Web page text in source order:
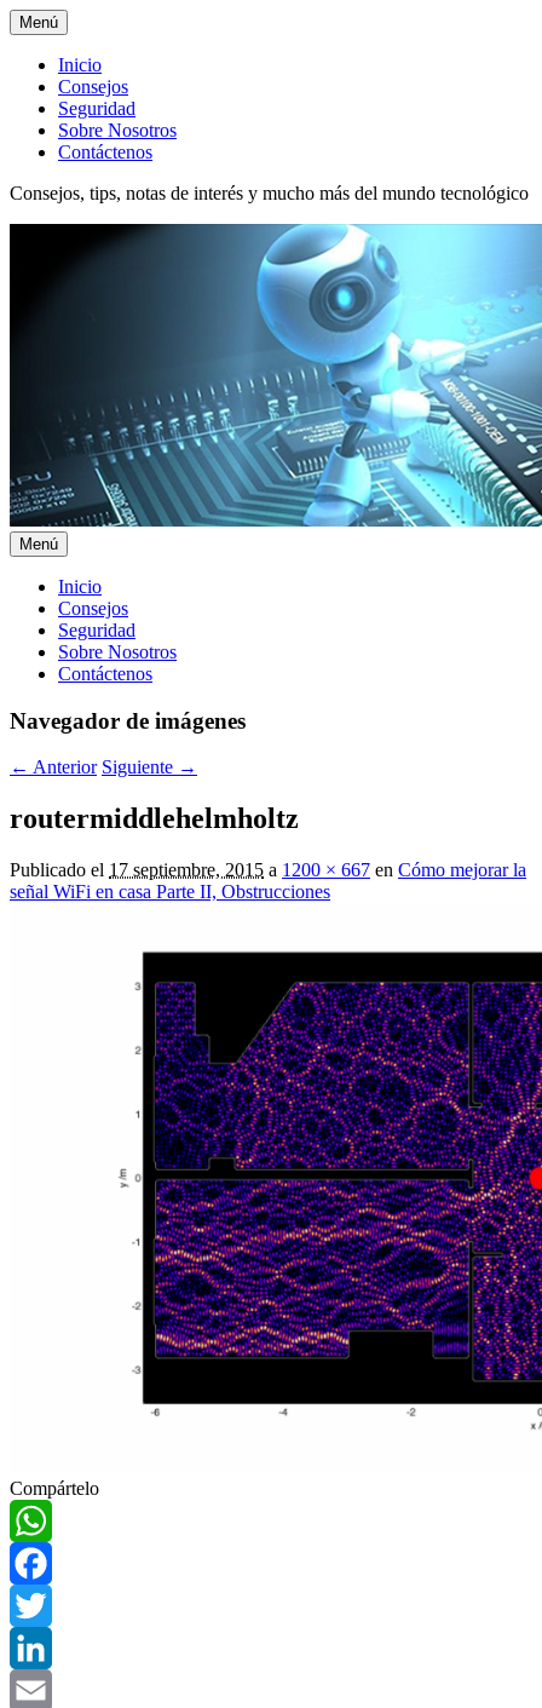
Menú
Menú
superior
Inicio
Consejos
Seguridad
Sobre Nosotros
Contáctenos
Consejos, tips, notas de interés y mucho más del mundo tecnológico
Menú
Menú
principal
Inicio
Consejos
Seguridad
Sobre Nosotros
Contáctenos
Navegador de imágenes
← Anterior Siguiente →
routermiddlehelmholtz
Publicado el 17 septiembre, 2015 a 1200 × 667 en Cómo mejorar la
señal WiFi en casa Parte II, Obstrucciones
Compártelo
WhatsApp
Facebook
Twitter
LinkedIn